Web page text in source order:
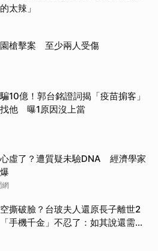
太辣」
槍擊案 至少兩人受傷
10億！郭台銘證詞揭「疫苗掮客」
他 曝1原因沒上當
虛了？遭質疑未驗DNA 經濟學家
網
撕破臉？台玻夫人還原長子離世2
手機千金」不忍了：如其說還需要